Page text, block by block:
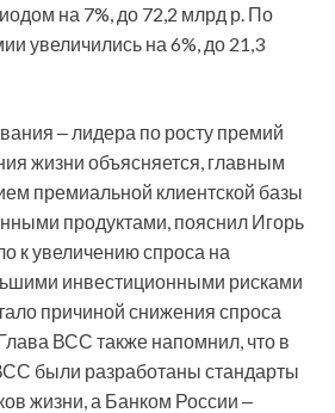
на 7%, до 72,2 млрд р. По
увеличились на 6%, до 21,3
‒ лидера по росту премий
жизни объясняется, главным
премиальной клиентской базы
продуктами, пояснил Игорь
к увеличению спроса на
инвестиционными рисками
причиной снижения спроса
ВСС также напомнил, что в
были разработаны стандарты
жизни, а Банком России ‒